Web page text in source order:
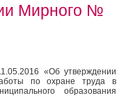
Мирного №
«Об утверждении
по охране труда в
образования